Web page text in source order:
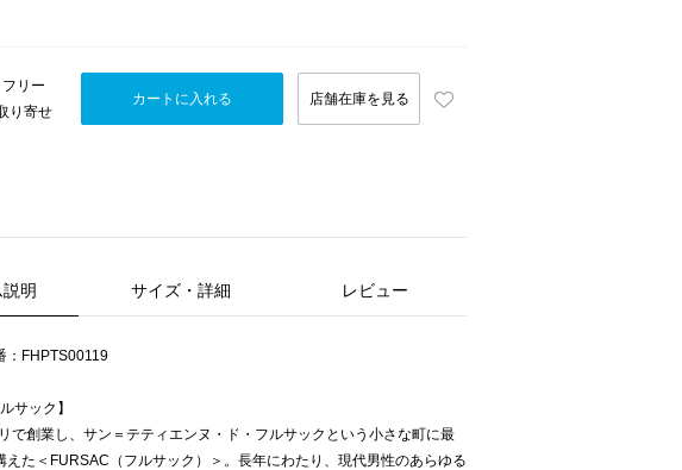
フリー
り寄せ
カートに入れる 店舗在庫を見る
明 サイズ・詳細 レビュー
：FHPTS00119
サック】
で創業し、サン＝テティエンヌ・ド・フルサックという小さな町に最
えた＜FURSAC（フルサック）＞。長年にわたり、現代男性のあらゆる